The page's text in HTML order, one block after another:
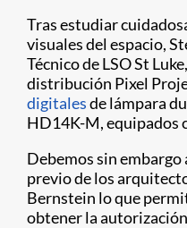
Tras estudiar
visuales del espacio,
Técnico de LSO St
distribución Pixel
digitalesde lámpara
HD14K-M, equipados
Debemos sin
previo de los
Bernstein lo que
obtener la